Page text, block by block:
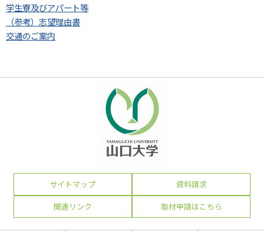
学生寮及びアパート等
（参考）志望理由書
交通のご案内
サイトマップ
資料請求
関連リンク
取材申請はこちら